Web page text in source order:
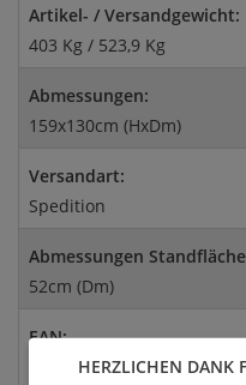
Artikel- / Versandgewicht:
403 Kg / 523,9 Kg
Abmessungen:
159x130cm (HxDm)
Versandart:
Spedition
Abmessungen
52cm (Dm)
EAN:
4056026391857
HERZLICHEN DANK